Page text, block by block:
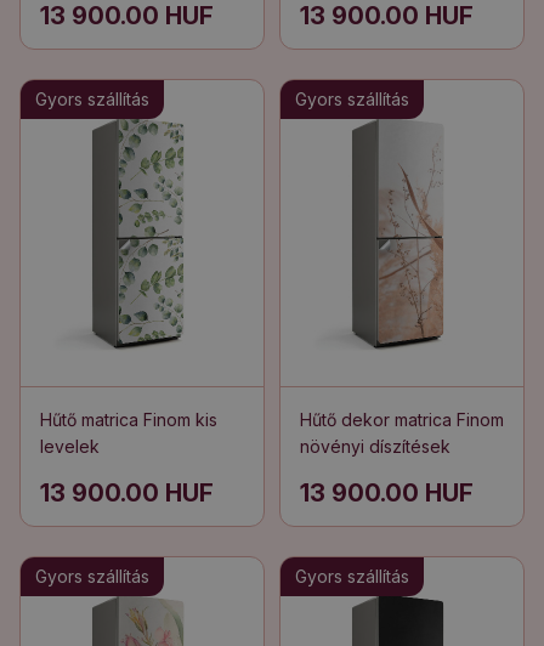
13 900.00 HUF 13 900.00 HUF
Gyors szállítás
Hűtő matrica Finom kis
levelek
13 900.00 HUF
Gyors szállítás
Hűtő dekor matrica Finom
növényi díszítések
13 900.00 HUF
Gyors szállítás Gyors szállítás